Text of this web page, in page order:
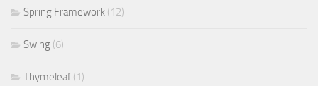
Spring Framework (12)
Swing (6)
Thymeleaf (1)